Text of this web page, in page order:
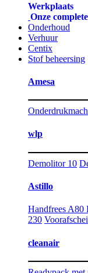
Werkplaats
Onze
Onderhoud
Verhuur
Centix
Stof beheersing
Amesa
wlp
Demolitor 10
Astillo
Handfrees A80
230
cleanair